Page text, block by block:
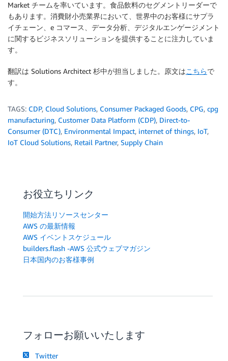
Market チームを率いています。食品飲料のセグメントリーダーで
もあります。消費財小売業界において、世界中のお客様にサプラ
イチェーン、e コマース、データ分析、デジタルエンゲージメント
に関するビジネスソリューションを提供することに注力していま
す。
翻訳は Solutions Architect 杉中が担当しました。原文はこちらで
す。
TAGS: CDP, Cloud Solutions, Consumer Packaged Goods, CPG, cpg
manufacturing, Customer Data Platform (CDP), Direct-to-
Consumer (DTC), Environmental Impact, internet of things, IoT,
IoT Cloud Solutions, Retail Partner, Supply Chain
お役立ちリンク
開始方法リソースセンター
AWS の最新情報
AWS イベントスケジュール
builders.flash -AWS 公式ウェブマガジン
日本国内のお客様事例
フォローお願いいたします
Twitter